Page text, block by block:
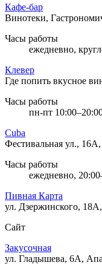
Кафе-бар
Винотеки,
Часы работы
ежедневно,
Клевер
Где попить вкусное
Часы работы
пн-пт
Cuba
Фестивальная ул.,
Часы работы
ежедневно,
Пивная Карта
ул. Дзержинского,
Сайт
Закусочная
ул. Гладышева, 6А,